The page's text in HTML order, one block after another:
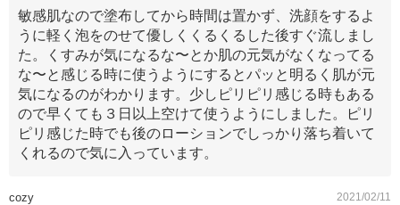
敏感肌なので塗布してから時間は置かず、洗顔をするよ
うに軽く泡をのせて優しくくるくるした後すぐ流しまし
た。くすみが気になるな〜とか肌の元気がなくなってる
な〜と感じる時に使うようにするとパッと明るく肌が元
気になるのがわかります。少しピリピリ感じる時もある
ので早くても３日以上空けて使うようにしました。ピリ
ピリ感じた時でも後のローションでしっかり落ち着いて
くれるので気に入っています。
cozy 2021/02/11